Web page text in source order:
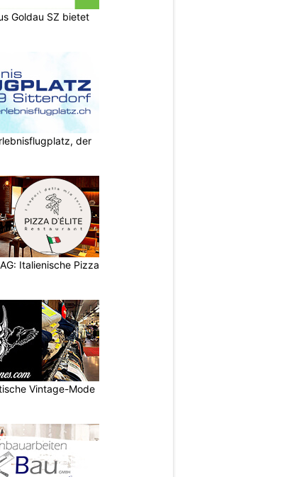
Goldau SZ bietet
der
Italienische Pizza
Vintage-Mode